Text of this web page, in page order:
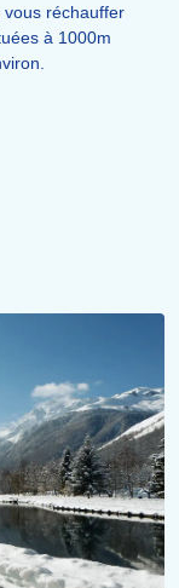
réchauffer
à 1000m